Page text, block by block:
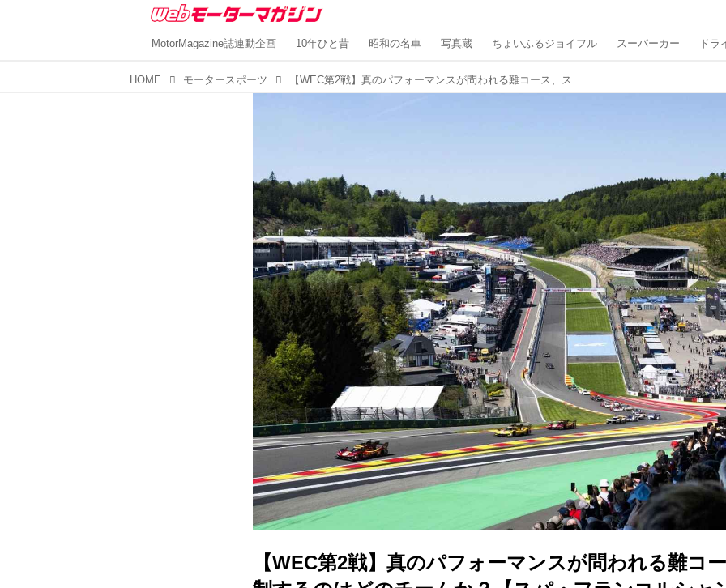
MotorMagazine誌連動企画 10年ひと昔 昭和の名車 写真蔵 ちょいふるジョイフル スーパーカー ドラ
HOME モータースポーツ 【WEC第2戦】真のパフォーマンスが問われる難コース、スパを制するのはどのチームか？【スパ・フランコルシャン6時間 プレビュー】
【WEC第2戦】真のパフォーマンスが問われる難コ